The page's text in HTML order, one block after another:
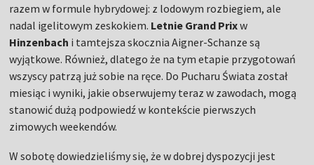
razem w formule hybrydowej: z lodowym rozbiegiem, ale
nadal igelitowym zeskokiem. Letnie Grand Prixw
Hinzenbach i tamtejsza skocznia Aigner-Schanze są
wyjątkowe. Również, dlatego że na tym etapie przygotowań
wszyscy patrzą już sobie na ręce. Do Pucharu Świata został
miesiąc i wyniki, jakie obserwujemy teraz w zawodach, mogą
stanowić dużą podpowiedź w kontekście pierwszych
zimowych weekendów.
W sobotę dowiedzieliśmy się, że w dobrej dyspozycji jest